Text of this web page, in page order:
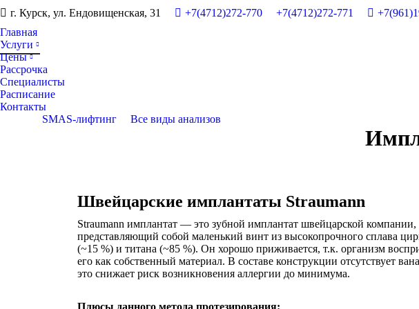
г. Курск, ул. Ендовищенская, 31 +7(4712)272-770 +7(4712)272-771
Главная
Услуги
Цены
Рассрочка
Специалисты
Расписание
Контакты
SMAS-лифтинг
Все виды анализов
Швейцарские имплантаты Straumann
Straumann имплантат — это зубной имплантат швейцарской компании,
представляющий собой маленький винт из высокопрочного сплава
(~15 %) и титана (~85 %). Он хорошо приживается, т.к. организм
его как собственный материал. В составе конструкции отсутствует
это снижает риск возникновения аллергии до минимума.
Плюсы данного метода протезирования: